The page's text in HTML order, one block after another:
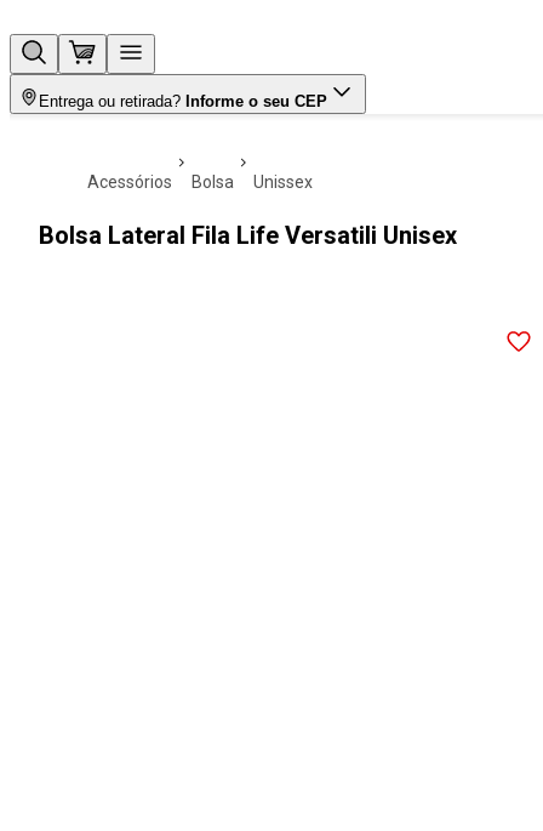
Entrega ou retirada? Informe o seu CEP
acessórios bolsa unissex
Bolsa Lateral Fila Life Versatili Unisex